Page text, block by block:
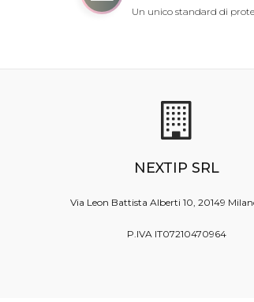
Un unico standard di
NEXTIP SRL
Via Leon Battista Alberti 10, 20149
P.IVA IT07210470964